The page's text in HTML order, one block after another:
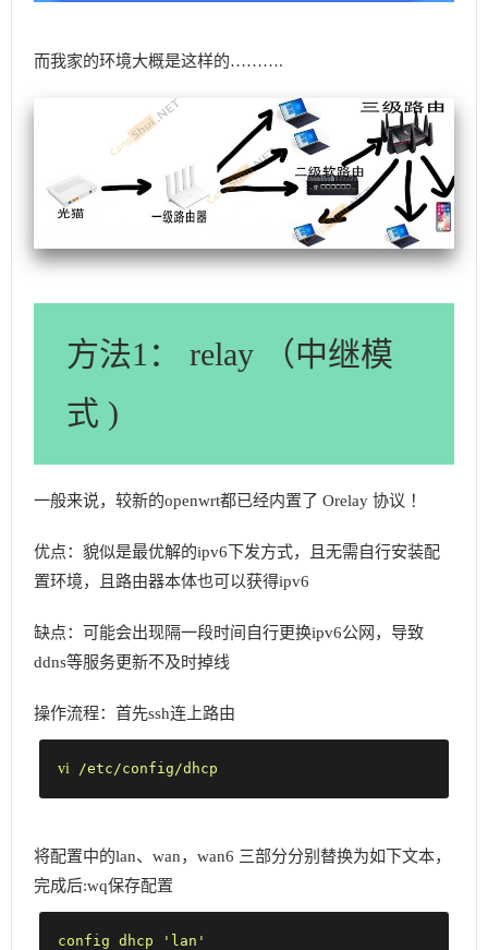
而我家的环境大概是这样的……….
方法1： relay （中继模
式 )
一般来说，较新的openwrt都已经内置了 Orelay 协议 ！
优点：貌似是最优解的ipv6下发方式，且无需自行安装配
置环境，且路由器本体也可以获得ipv6
缺点：可能会出现隔一段时间自行更换ipv6公网，导致
ddns等服务更新不及时掉线
操作流程：首先ssh连上路由
vi /etc/config/dhcp
将配置中的lan、wan，wan6 三部分分别替换为如下文本，
完成后:wq保存配置
config dhcp 'lan'